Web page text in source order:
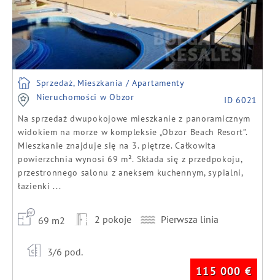
Sprzedaż, Mieszkania / Apartamenty
Nieruchomości w Obzor
ID 6021
Na sprzedaż dwupokojowe mieszkanie z panoramicznym
widokiem na morze w kompleksie „Obzor Beach Resort”.
Mieszkanie znajduje się na 3. piętrze. Całkowita
powierzchnia wynosi 69 m². Składa się z przedpokoju,
przestronnego salonu z aneksem kuchennym, sypialni,
łazienki ...
69 m2 2 pokoje Pierwsza linia
3/6 pod.
115 000 €